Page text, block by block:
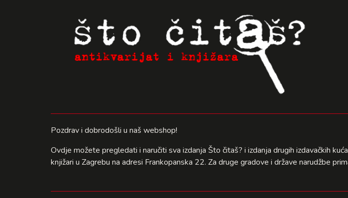
Pozdrav i dobrodošli u naš webshop!
Ovdje možete pregledati i naručiti sva izdanja Što čitaš? i izdanja drugih izdavačkih
knjižari u Zagrebu na adresi Frankopanska 22. Za druge gradove i države narudžbe